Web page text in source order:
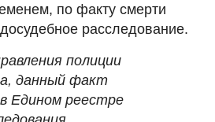
по факту смерти
расследование.
полиции
данный факт
Едином реестре